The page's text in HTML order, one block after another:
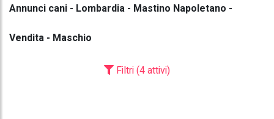
Annunci cani - Lombardia - Mastino Napoletano -
Vendita - Maschio
Filtri (4 attivi)